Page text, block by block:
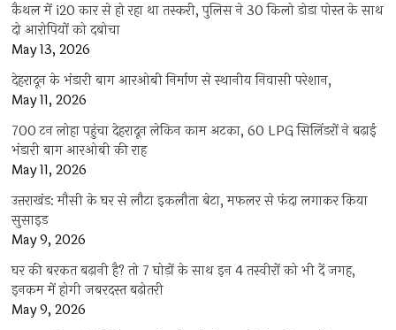
कैथल में i20 कार से हो रहा था तस्करी, पुलिस ने 30 किलो डोडा पोस्त के साथ
दो आरोपियों को दबोचा
May 13, 2026
देहरादून के भंडारी बाग आरओबी निर्माण से स्थानीय निवासी परेशान,
May 11, 2026
700 टन लोहा पहुंचा देहरादून लेकिन काम अटका, 60 LPG सिलिंडरों ने बढ़ाई
भंडारी बाग आरओबी की राह
May 11, 2026
उत्तराखंड: मौसी के घर से लौटा इकलौता बेटा, मफलर से फंदा लगाकर किया
सुसाइड
May 9, 2026
घर की बरकत बढ़ानी है? तो 7 घोड़ों के साथ इन 4 तस्वीरों को भी दें जगह,
इनकम में होगी जबरदस्त बढ़ोतरी
May 9, 2026